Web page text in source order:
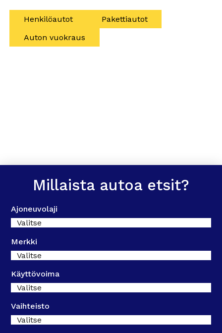
Henkilöautot
Pakettiautot
Auton vuokraus
Millaista autoa etsit?
Ajoneuvolaji
Valitse
Merkki
Valitse
Käyttövoima
Valitse
Vaihteisto
Valitse